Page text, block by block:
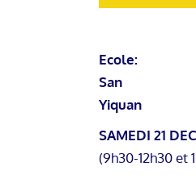
Ecole:
San
Yiquan
SAMEDI 21
(9h30-12h30 et